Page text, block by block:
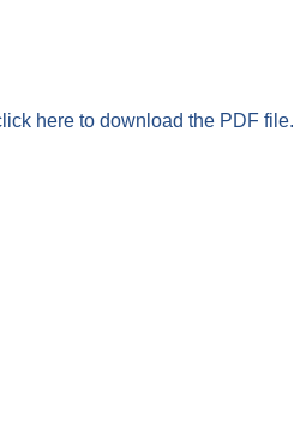
here to download the PDF file.